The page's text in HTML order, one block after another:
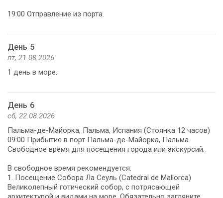
19:00 Отправление из порта.
День 5
пт, 21.08.2026
1 день в море.
День 6
сб, 22.08.2026
Пальма-де-Майорка, Пальма, Испания (Стоянка 12 часов)
09:00 Прибытие в порт Пальма-де-Майорка, Пальма.
Свободное время для посещения города или экскурсий.
В свободное время рекомендуется:
1. Посещение Собора Ла Сеуль (Catedral de Mallorca)
Великолепный готический собор, с потрясающей